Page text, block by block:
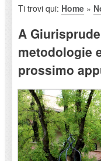
Ti trovi qui: Home»
A
metodologie
prossimo